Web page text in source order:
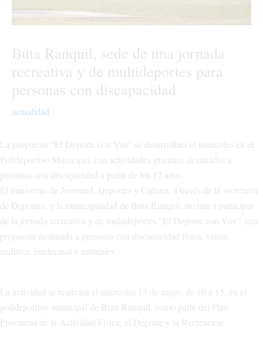
Buta Ranquil, sede de una jornada
recreativa y de multideportes para
personas con discapacidad
actualidad
La propuesta “El Deporte con Vos” se desarrollará el miércoles en el
Polideportivo Municipal, con actividades gratuitas destinadas a
personas con discapacidad a partir de los 12 años.
El ministerio de Juventud, Deportes y Cultura, a través de la secretaría
de Deportes, y la municipalidad de Buta Ranquil, invitan a participar
de la jornada recreativa y de multideportes “El Deporte con Vos”, una
propuesta destinada a personas con discapacidad física, visual,
auditiva, intelectual y múltiples.
La actividad se realizará el miércoles 13 de mayo, de 10 a 15, en el
polideportivo municipal de Buta Ranquil, como parte del Plan
Provincial de la Actividad Física, el Deporte y la Recreación.